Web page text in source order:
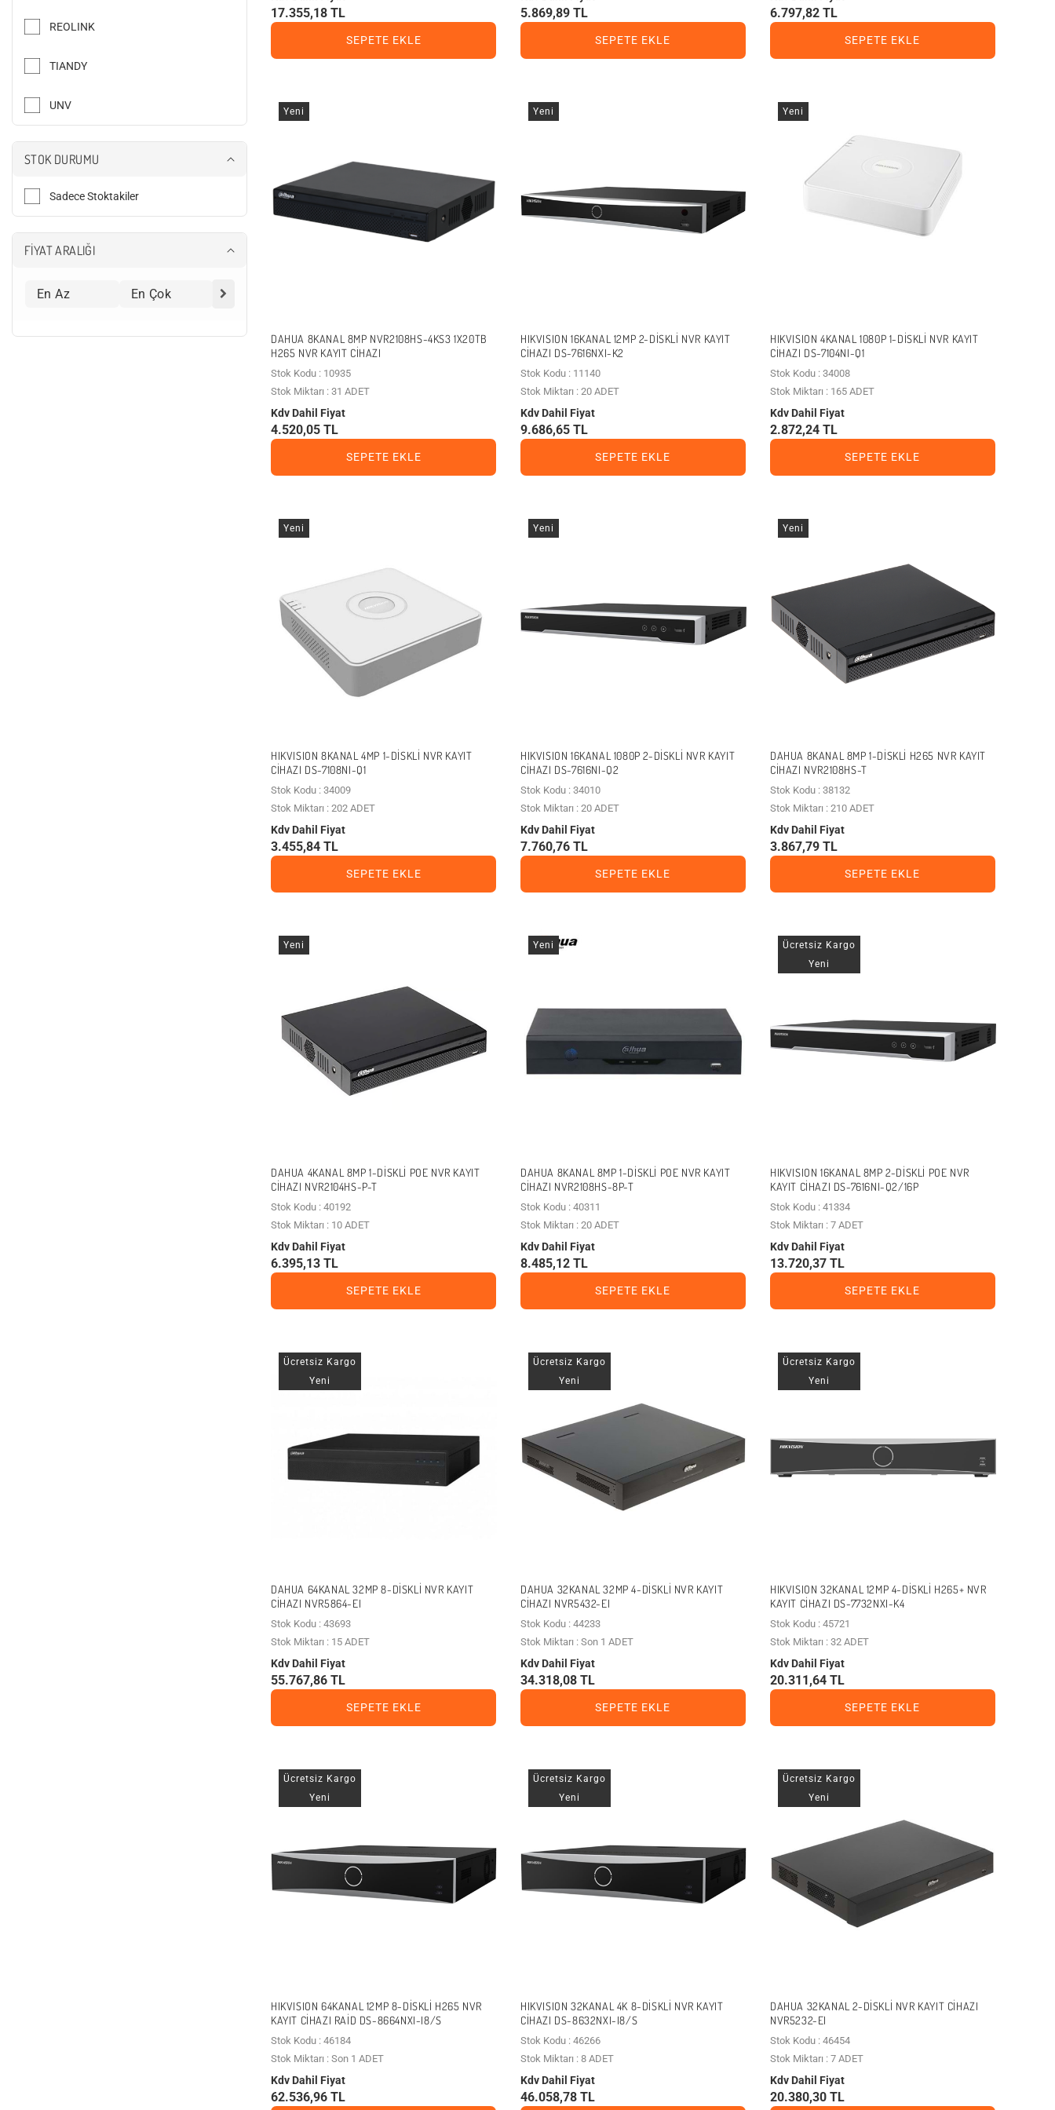
REOLINK
TIANDY
UNV
STOK DURUMU
Sadece Stoktakiler
FİYAT ARALIĞI
17.355,18 TL
SEPETE EKLE
5.869,89 TL
SEPETE EKLE
6.797,82 TL
SEPETE EKLE
Yeni
DAHUA 8KANAL 8MP NVR2108HS-4KS3 1X20TB
H265 NVR KAYIT CIHAZI
Stok Kodu : 10935
Stok Miktarı : 31 ADET
Kdv Dahil Fiyat
4.520,05 TL
SEPETE EKLE
Yeni
HIKVISION 16KANAL 12MP 2-DISKLI NVR KAYIT
CIHAZI DS-7616NXI-K2
Stok Kodu : 11140
Stok Miktarı : 20 ADET
Kdv Dahil Fiyat
9.686,65 TL
SEPETE EKLE
Yeni
HIKVISION 4KANAL 1080P 1-DISKLI NVR KAYIT
CIHAZI DS-7104NI-Q1
Stok Kodu : 34008
Stok Miktarı : 165 ADET
Kdv Dahil Fiyat
2.872,24 TL
SEPETE EKLE
Yeni
HIKVISION 8KANAL 4MP 1-DISKLI NVR KAYIT
CIHAZI DS-7108NI-Q1
Stok Kodu : 34009
Stok Miktarı : 202 ADET
Kdv Dahil Fiyat
3.455,84 TL
SEPETE EKLE
Yeni
HIKVISION 16KANAL 1080P 2-DISKLI NVR KAYIT
CIHAZI DS-7616NI-Q2
Stok Kodu : 34010
Stok Miktarı : 20 ADET
Kdv Dahil Fiyat
7.760,76 TL
SEPETE EKLE
Yeni
DAHUA 8KANAL 8MP 1-DISKLI H265 NVR KAYIT
CIHAZI NVR2108HS-T
Stok Kodu : 38132
Stok Miktarı : 210 ADET
Kdv Dahil Fiyat
3.867,79 TL
SEPETE EKLE
Yeni
DAHUA 4KANAL 8MP 1-DISKLI POE NVR KAYIT
CIHAZI NVR2104HS-P-T
Stok Kodu : 40192
Stok Miktarı : 10 ADET
Kdv Dahil Fiyat
6.395,13 TL
SEPETE EKLE
Yeni
DAHUA 8KANAL 8MP 1-DISKLI POE NVR KAYIT
CIHAZI NVR2108HS-8P-T
Stok Kodu : 40311
Stok Miktarı : 20 ADET
Kdv Dahil Fiyat
8.485,12 TL
SEPETE EKLE
Ücretsiz Kargo
Yeni
HIKVISION 16KANAL 8MP 2-DISKLI POE NVR
KAYIT CIHAZI DS-7616NI-Q2/16P
Stok Kodu : 41334
Stok Miktarı : 7 ADET
Kdv Dahil Fiyat
13.720,37 TL
SEPETE EKLE
Ücretsiz Kargo
Yeni
DAHUA 64KANAL 32MP 8-DISKLI NVR KAYIT
CIHAZI NVR5864-EI
Stok Kodu : 43693
Stok Miktarı : 15 ADET
Kdv Dahil Fiyat
55.767,86 TL
SEPETE EKLE
Ücretsiz Kargo
Yeni
DAHUA 32KANAL 32MP 4-DISKLI NVR KAYIT
CIHAZI NVR5432-EI
Stok Kodu : 44233
Stok Miktarı : Son 1 ADET
Kdv Dahil Fiyat
34.318,08 TL
SEPETE EKLE
Ücretsiz Kargo
Yeni
HIKVISION 32KANAL 12MP 4-DISKLI H265+ NVR
KAYIT CIHAZI DS-7732NXI-K4
Stok Kodu : 45721
Stok Miktarı : 32 ADET
Kdv Dahil Fiyat
20.311,64 TL
SEPETE EKLE
Ücretsiz Kargo
Yeni
HIKVISION 64KANAL 12MP 8-DISKLI H265 NVR
KAYIT CIHAZI RAID DS-8664NXI-I8/S
Stok Kodu : 46184
Stok Miktarı : Son 1 ADET
Kdv Dahil Fiyat
62.536,96 TL
Ücretsiz Kargo
Yeni
HIKVISION 32KANAL 4K 8-DISKLI NVR KAYIT
CIHAZI DS-8632NXI-I8/S
Stok Kodu : 46266
Stok Miktarı : 8 ADET
Kdv Dahil Fiyat
46.058,78 TL
Ücretsiz Kargo
Yeni
DAHUA 32KANAL 2-DISKLI NVR KAYIT CIHAZI
NVR5232-EI
Stok Kodu : 46454
Stok Miktarı : 7 ADET
Kdv Dahil Fiyat
20.380,30 TL